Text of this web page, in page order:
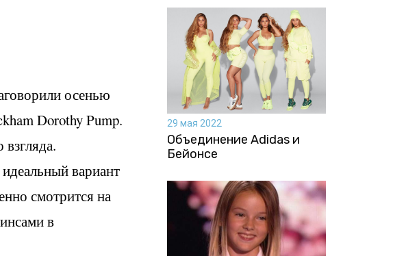
осенью
Dorothy Pump.
вариант
смотрится на
в
29 мая 2022
Объединение Adidas и
Бейонсе